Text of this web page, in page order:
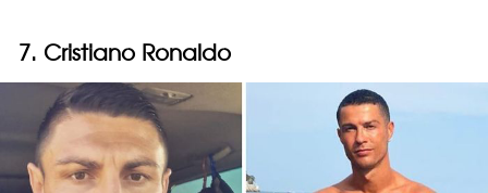
7. Cristiano Ronaldo